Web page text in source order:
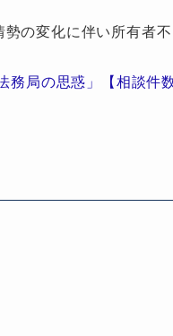
の変化に伴い所有者不
務局の思惑」【相談件